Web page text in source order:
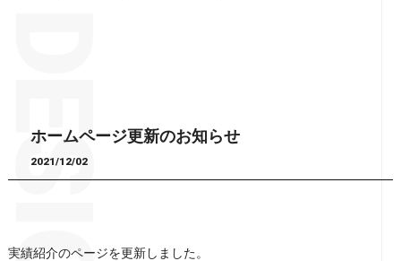
ホームページ更新のお知らせ
2021/12/02
実績紹介のページを更新しました。